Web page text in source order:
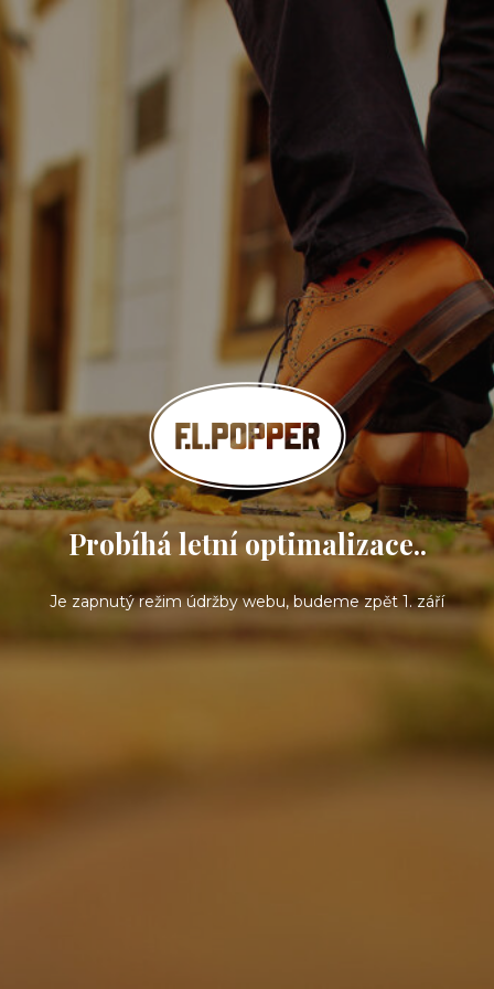
Probíhá letní optimalizace..
Je zapnutý režim údržby webu, budeme zpět 1. září